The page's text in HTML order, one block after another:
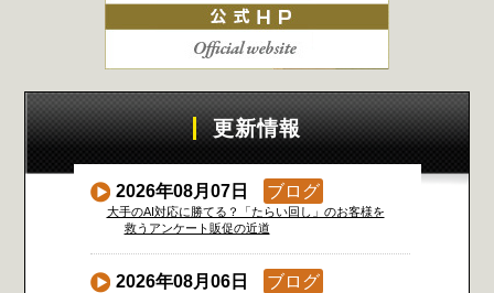
更新情報
2026年08月07日 ブログ
大手のAI対応に勝てる？「たらい回し」のお客様を
救うアンケート販促の近道
2026年08月06日 ブログ